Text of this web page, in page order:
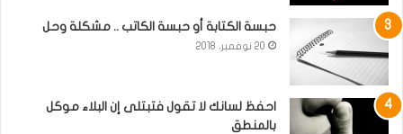
حبسة الكتابة أو حبسة الكاتب .. مشكلة وحل
20 نوفمبر، 2018
احفظ لسانك لا تقول فتبتلى إن البلاء موكل
بالمنطق